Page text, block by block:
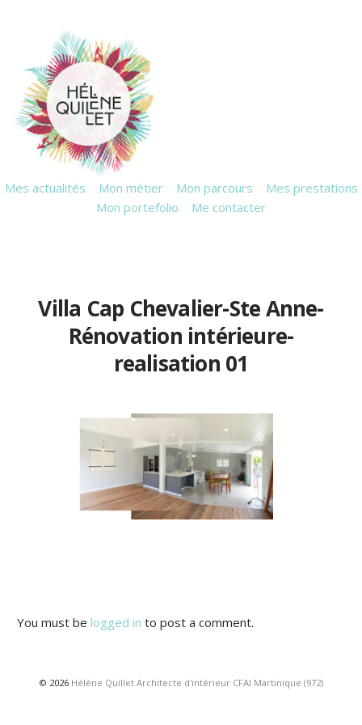
Mes actualités Mon métier Mon parcours
Mes prestations
Mon portefolio
Me contacter
Villa Cap Chevalier-Ste Anne-
Rénovation intérieure-
realisation 01
You must belogged in to post a comment.
© 2026 Hélène Quillet Architecte d'intérieur CFAI Martinique (972)